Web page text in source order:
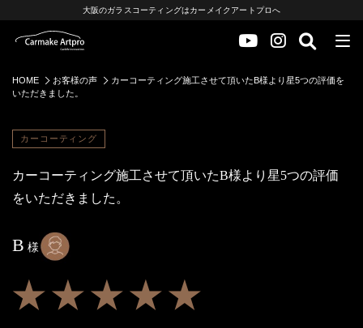
大阪のガラスコーティングはカーメイクアートプロへ
HOME お客様の声
カーコーティング施工させて頂いたB様より星5つの評価を
いただきました。
カーコーティング
カーコーティング施工させて頂いたB様より星5つの評価
をいただきました。
B 様
★★★★★